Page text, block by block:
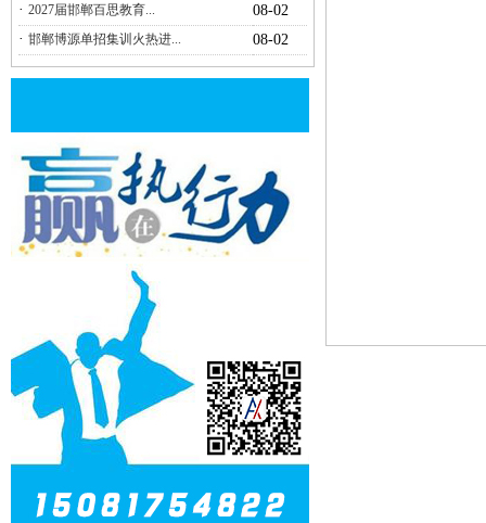
· 2027届邯郸百思教育...
08-02
· 邯郸博源单招集训火热进... 08-02